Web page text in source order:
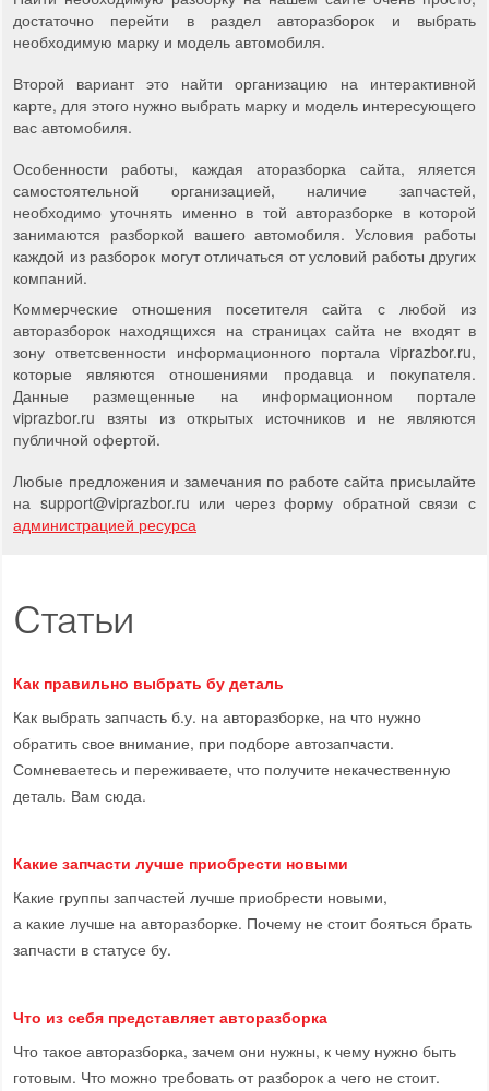
достаточно перейти в раздел авторазборок и выбрать
необходимую марку и модель автомобиля.
Второй вариант это найти организацию на интерактивной
карте, для этого нужно выбрать марку и модель интересующего
вас автомобиля.
Особенности работы, каждая аторазборка сайта, яляется
самостоятельной организацией, наличие запчастей,
необходимо уточнять именно в той авторазборке в которой
занимаются разборкой вашего автомобиля. Условия работы
каждой из разборок могут отличаться от условий работы других
компаний.
Коммерческие отношения посетителя сайта с любой из
авторазборок находящихся на страницах сайта не входят в
зону ответсвенности информационного портала viprazbor.ru,
которые являются отношениями продавца и покупателя.
Данные размещенные на информационном портале
viprazbor.ru взяты из открытых источников и не являются
публичной офертой.
Любые предложения и замечания по работе сайта присылайте
на support@viprazbor.ru или через форму обратной связи с
администрацией ресурса
Статьи
Как правильно выбрать бу деталь
Как выбрать запчасть б.у. на авторазборке, на что нужно
обратить свое внимание, при подборе автозапчасти.
Сомневаетесь и переживаете, что получите некачественную
деталь. Вам сюда.
Какие запчасти лучше приобрести новыми
Какие группы запчастей лучше приобрести новыми,
а какие лучше на авторазборке. Почему не стоит бояться брать
запчасти в статусе бу.
Что из себя представляет авторазборка
Что такое авторазборка, зачем они нужны, к чему нужно быть
готовым. Что можно требовать от разборок а чего не стоит.